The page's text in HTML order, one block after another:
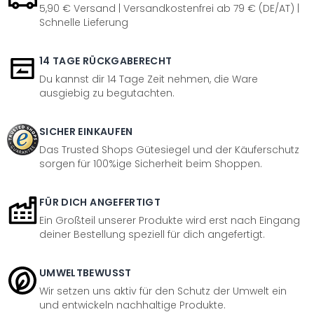
5,90 € Versand | Versandkostenfrei ab 79 € (DE/AT) |
Schnelle Lieferung
14 TAGE RÜCKGABERECHT
Du kannst dir 14 Tage Zeit nehmen, die Ware
ausgiebig zu begutachten.
SICHER EINKAUFEN
Das Trusted Shops Gütesiegel und der Käuferschutz
sorgen für 100%ige Sicherheit beim Shoppen.
FÜR DICH ANGEFERTIGT
Ein Großteil unserer Produkte wird erst nach Eingang
deiner Bestellung speziell für dich angefertigt.
UMWELTBEWUSST
Wir setzen uns aktiv für den Schutz der Umwelt ein
und entwickeln nachhaltige Produkte.